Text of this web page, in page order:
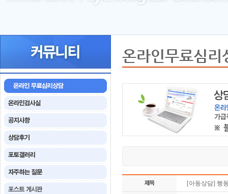
온라인무료심리
[아동상담] 행